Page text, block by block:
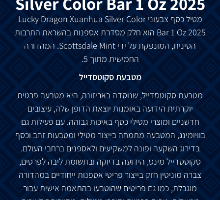
מטיל כסף צבעוני Lucky Dragon Xuanhua Silver Color
Bar 1 Oz 2025 הוא חלק מסדרת אספנות בהשראת התרבות
הסינית, המונפקת על ידי Scottsdale Mint. המהדורה
החמישית מתוך 5.
מטבעת סקוטסדייל
מטבעת סקוטסדייל, שנוסדה באריזונה, היא מטבעה פרטית
יוקרתית הידועה באומנות יוצאת הדופן שלה, עיצובים
חדשניים ומוצרי מטילי כסף באיכות גבוהה. עם פעילות גם
בוויומינג, המטבעה מתמחה בייצור מטילי ומטבעות זהב וכסף
בדירוג השקעה ופונה למשקיעים ולאספנים ברחבי העולם.
סקוטסדייל מינט, הידועה בדיוקה ובתשומת ליבה לפרטים,
צברה מוניטין חזק בייצור פריטי אספנות ייחודיים במהדורה
מוגבלת, כמו גם פריטים שהוטבעו בהתאמה אישית עבור